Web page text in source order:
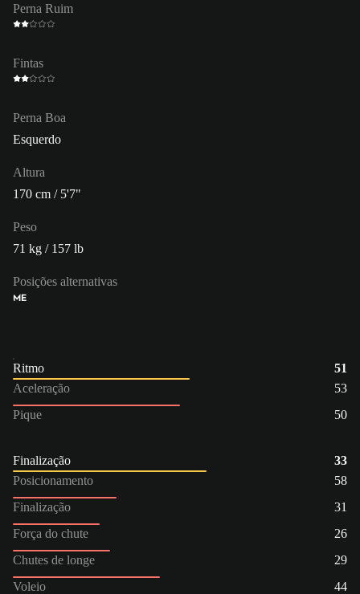
Perna Ruim
Fintas
Perna Boa
Esquerdo
Altura
170 cm / 5'7"
Peso
71 kg / 157 lb
Posições alternativas
ME
Ritmo
51
Aceleração
53
Pique
50
Finalização
33
Posicionamento
58
Finalização
31
Força do chute
26
Chutes de longe
29
Voleio
44